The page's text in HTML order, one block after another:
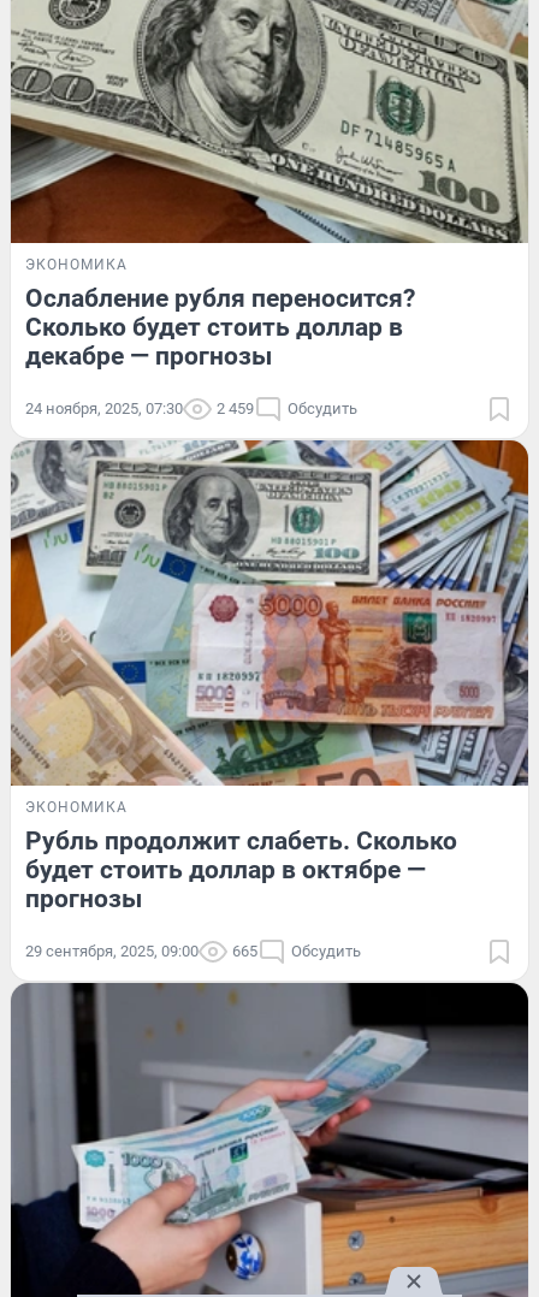
ЭКОНОМИКА
Ослабление рубля переносится?
Сколько будет стоить доллар в
декабре — прогнозы
24 ноября, 2025, 07:30 2 459 Обсудить
ЭКОНОМИКА
Рубль продолжит слабеть. Сколько
будет стоить доллар в октябре —
прогнозы
29 сентября, 2025, 09:00 665 Обсудить